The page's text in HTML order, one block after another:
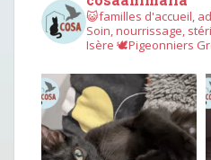
😺familles d'accueil,
Soin, nourrissage,
Isère 🕊︎Pigeonniers